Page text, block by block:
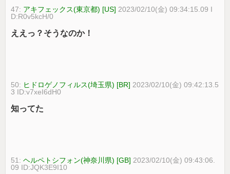
47: アキフェックス(東京都) [US] 2023/02/10(金) 09:34:15.09 I
D:R0v5kcH/0
ええっ？そうなのか！
50: ヒドロゲノフィルス(埼玉県) [BR] 2023/02/10(金) 09:42:13.5
3 ID:v7xeI6dH0
知ってた
51:ヘルペトシフォン(神奈川県) [GB] 2023/02/10(金) 09:43:06.
09 ID:JQK3E9I10